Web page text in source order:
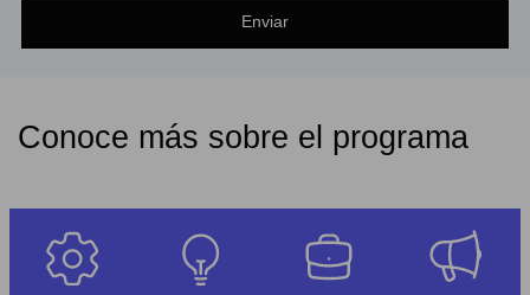
Conoce más sobre el programa